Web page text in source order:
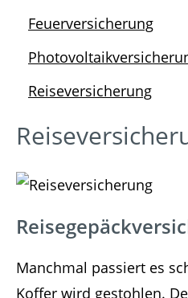
Feuerversicherung
Reiseversicherung
Manchmal passiert es
Koffer wird gestohlen.